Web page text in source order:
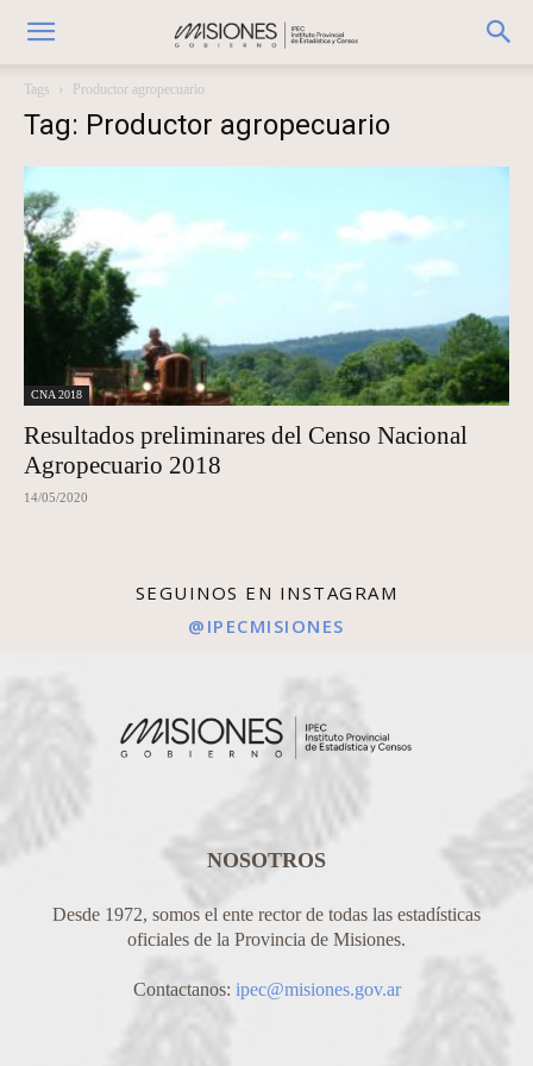
Tags Productor agropecuario
Tag: Productor agropecuario
CNA 2018
Resultados preliminares del Censo Nacional
Agropecuario 2018
14/05/2020
SEGUINOS EN INSTAGRAM
@IPECMISIONES
NOSOTROS
Desde 1972, somos el ente rector de todas las estadísticas
oficiales de la Provincia de Misiones.
Contactanos: ipec@misiones.gov.ar